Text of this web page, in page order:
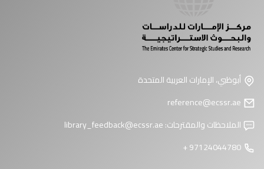
أبوظبي، الإمارات العربية المتحدة
الملاحظات والمقترحات:library_feedback@ecssr.ae